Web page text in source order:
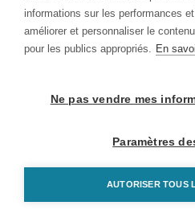
informations sur les performances
améliorer et personnaliser le
pour les publics appropriés. En
Ne pas vendre mes
Paramètres
AUTORISER TOUS